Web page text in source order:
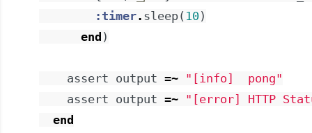
:timer. sleep( 10)
end )
assert output =~ "[info]  pong"
assert output =~ "[error] HTTP
end